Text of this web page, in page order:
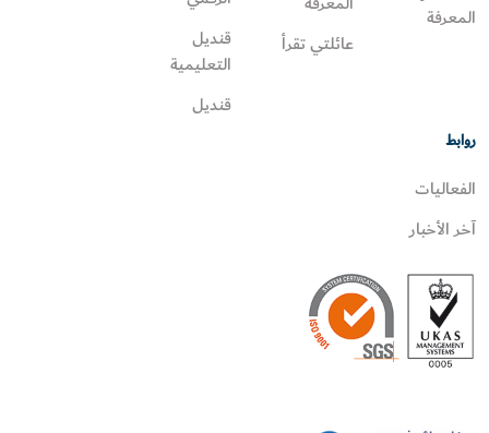
المعرفة
عائلتي تقرأ‎
قنديل
التعليمية
قنديل
روابط
الفعاليات
آخر الأخبار